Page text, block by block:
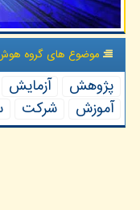
موضوع های گروه
پژوهش آزمایش
آموزش
شركت